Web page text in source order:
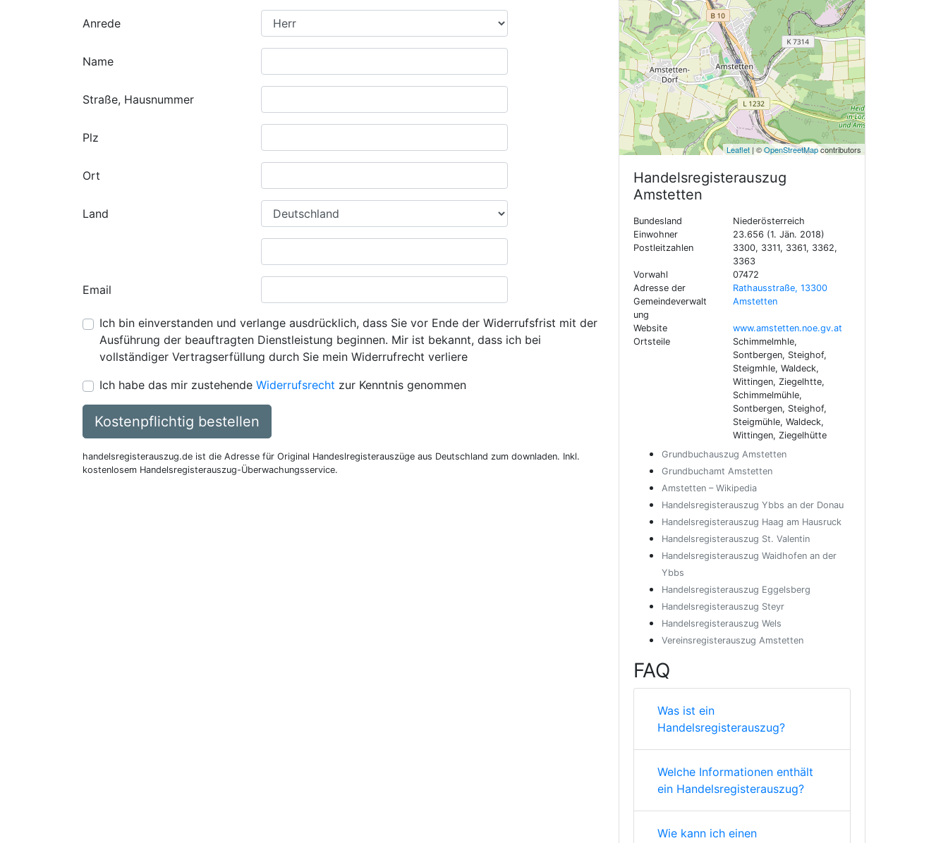
Anrede
Name
Straße, Hausnummer
Plz
Ort
Land
Email
Ich bin einverstanden und verlange ausdrücklich, dass Sie vor Ende der Widerrufsfrist mit der
Ausführung der beauftragten Dienstleistung beginnen. Mir ist bekannt, dass ich bei
vollständiger Vertragserfüllung durch Sie mein Widerrufrecht verliere
Ich habe das mir zustehende Widerrufsrecht zur Kenntnis genommen
Kostenpflichtig bestellen
handelsregisterauszug.de ist die Adresse für Original Handeslregisterauszüge aus Deutschland zum downladen. Inkl.
kostenlosem Handelsregisterauszug-Überwachungsservice.
Leaflet | ©OpenStreetMapcontributors
Handelsregisterauszug
Amstetten
Bundesland
Niederösterreich
Einwohner
23.656 (1. Jän. 2018)
Postleitzahlen
3300, 3311, 3361, 3362,
3363
Vorwahl
07472
Adresse der
Gemeindeverwalt
ung
Rathausstraße, 13300
Amstetten
Website
www.amstetten.noe.gv.at
Ortsteile
Schimmelmhle,
Sontbergen, Steighof,
Steigmhle, Waldeck,
Wittingen, Ziegelhtte,
Schimmelmühle,
Sontbergen, Steighof,
Steigmühle, Waldeck,
Wittingen, Ziegelhütte
Grundbuchauszug Amstetten
Grundbuchamt Amstetten
Amstetten – Wikipedia
Handelsregisterauszug Ybbs an der Donau
Handelsregisterauszug Haag am Hausruck
Handelsregisterauszug St. Valentin
Handelsregisterauszug Waidhofen an der
Ybbs
Handelsregisterauszug Eggelsberg
Handelsregisterauszug Steyr
Handelsregisterauszug Wels
Vereinsregisterauszug Amstetten
FAQ
Was ist ein
Handelsregisterauszug?
Welche Informationen enthält
ein Handelsregisterauszug?
Wie kann ich einen